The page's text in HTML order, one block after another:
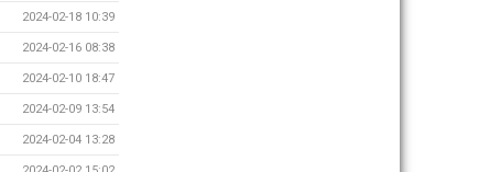
2024-02-18 10:39
2024-02-16 08:38
2024-02-10 18:47
2024-02-09 13:54
2024-02-04 13:28